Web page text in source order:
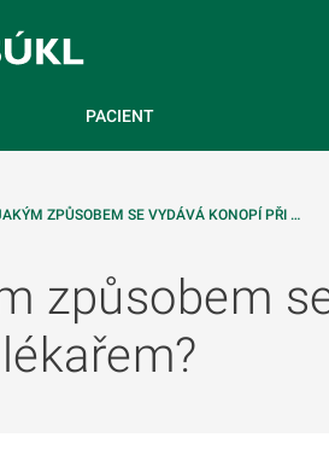
PACIENT
ZPŮSOBEM SE VYDÁVÁ KONOPÍ PŘI …
způsobem